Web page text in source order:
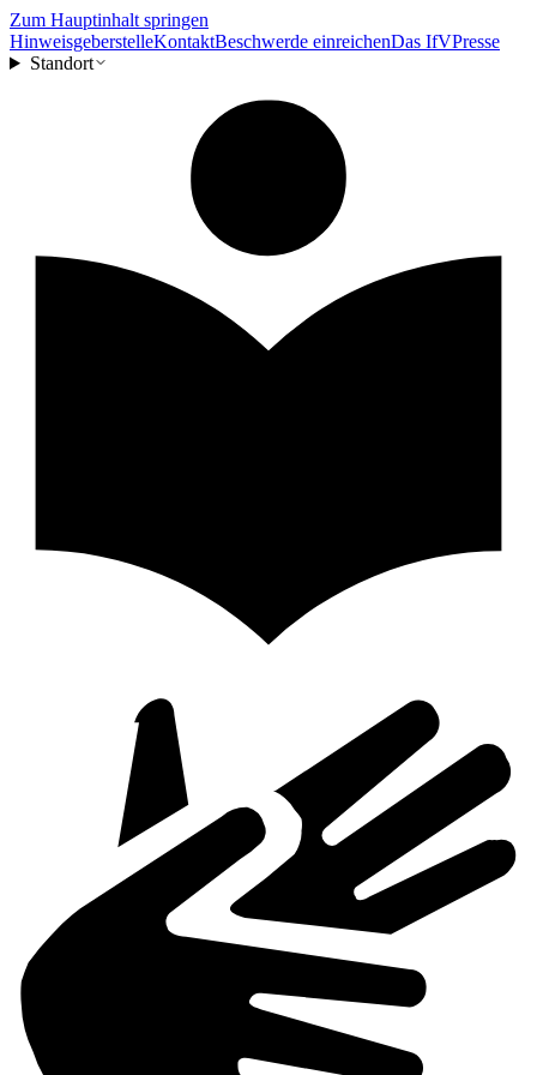
Zum Hauptinhalt springen
HinweisgeberstelleKontaktBeschwerde einreichenDas IfVPresse
Standort